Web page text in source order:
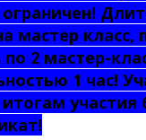
мастер класс,
по 2 мастер-
1 час!
участия